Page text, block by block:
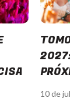
10 de